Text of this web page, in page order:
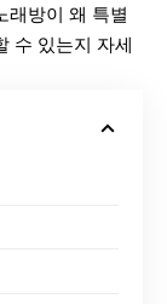
래방이 왜 특별
수 있는지 자세